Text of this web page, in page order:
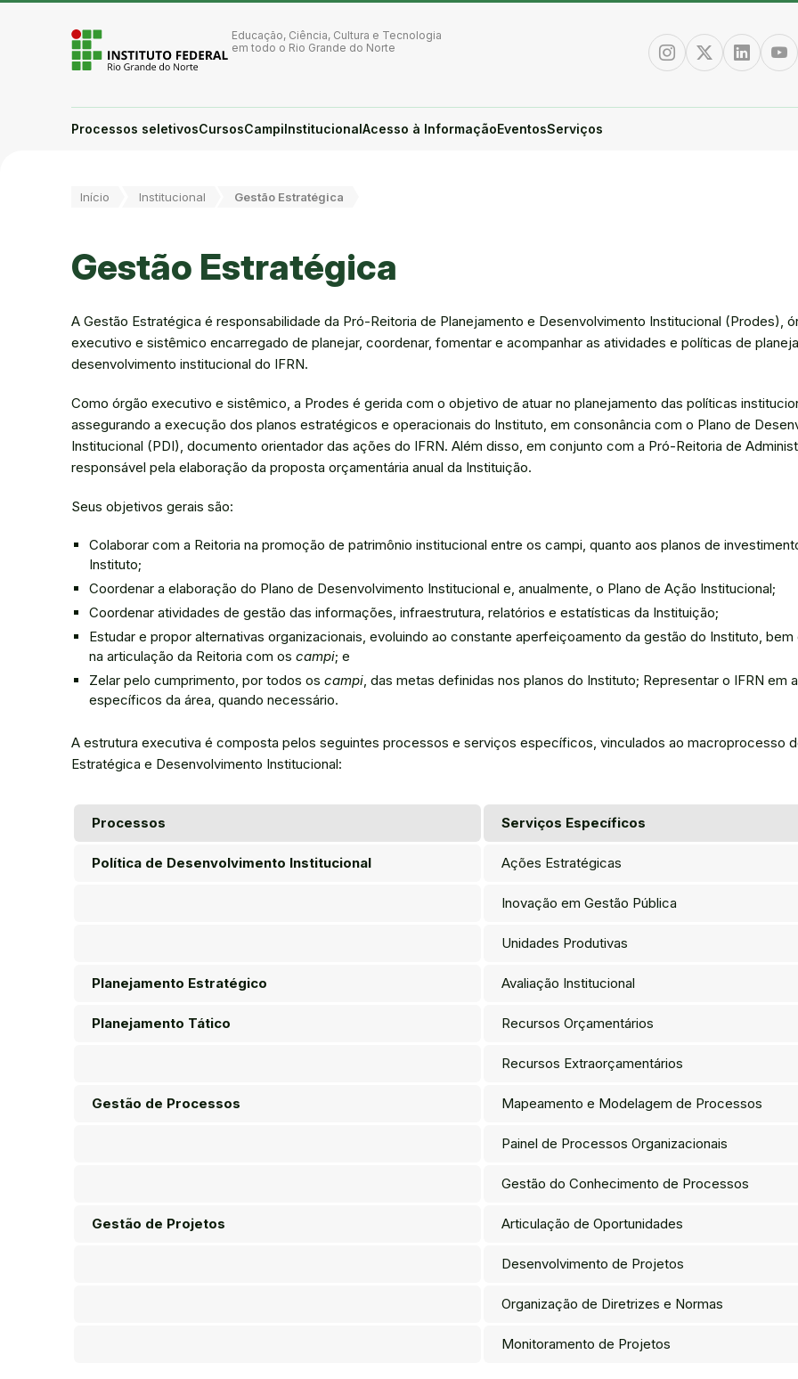
Ir para a página inicial
Ir para a busca
Ir para o menu principal
Ir para o conteúdo
Alto contraste
Login da Área Administrativa
Educação, Ciência, Cultura e Tecnologia
em todo o Rio Grande do Norte
InstagramTwitter/XLinkedin
Processos seletivosCursosCampiInstitucionalAcesso à InformaçãoEventosServiços
Você está aqui:
Início Institucional Gestão Estratégica
Gestão Estratégica
A Gestão Estratégica é responsabilidade da Pró-Reitoria de Planejamento e Desenvolvimento Institucional (Prodes),
executivo e sistêmico encarregado de planejar, coordenar, fomentar e acompanhar as atividades e políticas de
desenvolvimento institucional do IFRN.
Como órgão executivo e sistêmico, a Prodes é gerida com o objetivo de atuar no planejamento das políticas
assegurando a execução dos planos estratégicos e operacionais do Instituto, em consonância com o Plano de
Institucional (PDI), documento orientador das ações do IFRN. Além disso, em conjunto com a Pró-Reitoria de
responsável pela elaboração da proposta orçamentária anual da Instituição.
Seus objetivos gerais são:
Colaborar com a Reitoria na promoção de patrimônio institucional entre os campi, quanto aos planos de
Instituto;
Coordenar a elaboração do Plano de Desenvolvimento Institucional e, anualmente, o Plano de Ação Institucional;
Coordenar atividades de gestão das informações, infraestrutura, relatórios e estatísticas da Instituição;
Estudar e propor alternativas organizacionais, evoluindo ao constante aperfeiçoamento da gestão do Instituto, bem
na articulação da Reitoria com os campi; e
Zelar pelo cumprimento, por todos os campi, das metas definidas nos planos do Instituto; Representar o IFRN em
específicos da área, quando necessário.
A estrutura executiva é composta pelos seguintes processos e serviços específicos, vinculados ao macroprocesso
Estratégica e Desenvolvimento Institucional:
Processos Serviços Específicos
Política de Desenvolvimento Institucional Ações Estratégicas
Inovação em Gestão Pública
Unidades Produtivas
Planejamento Estratégico Avaliação Institucional
Planejamento Tático Recursos Orçamentários
Recursos Extraorçamentários
Gestão de Processos Mapeamento e Modelagem de Processos
Painel de Processos Organizacionais
Gestão do Conhecimento de Processos
Gestão de Projetos Articulação de Oportunidades
Desenvolvimento de Projetos
Organização de Diretrizes e Normas
Monitoramento de Projetos